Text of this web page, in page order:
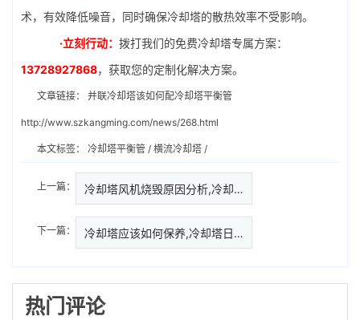
术，有效降低噪音，同时确保冷却塔的散热效率不受影响。
·立刻行动： 拨打我们的免费冷却塔专属方案：
13728927868，获取您的定制化解决方案。
文章链接： 并联冷却塔该如何配冷却塔平衡管
http://www.szkangming.com/news/268.html
本文标签： 冷却塔平衡管 / 横流冷却塔 /
上一篇： 冷却塔风机烧毁原因分析,冷却塔…
下一篇： 冷却塔应该如何保养,冷却塔日常
热门评论